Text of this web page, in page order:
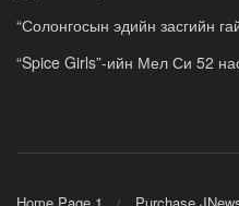
“Солонгосын эдийн засгийн
“Spice Girls”-ийн Мел Си 52